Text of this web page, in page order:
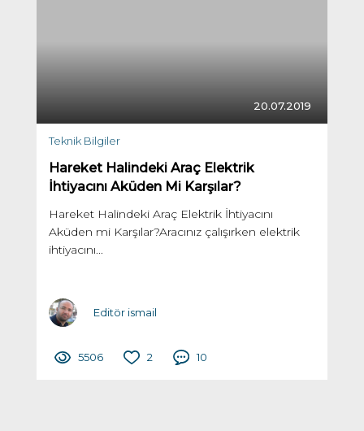
20.07.2019
Teknik Bilgiler
Hareket Halindeki Araç Elektrik
İhtiyacını Aküden Mi Karşılar?
Hareket Halindeki Araç Elektrik İhtiyacını
Aküden mi Karşılar?Aracınız çalışırken elektrik
ihtiyacını...
Editör ismail
5506 2 10